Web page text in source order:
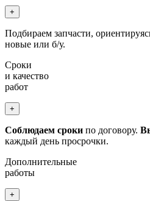
+
Подбираем запчасти,
новые или б/у.
Сроки
и качество
работ
+
Соблюдаем сроки по договору.
каждый день просрочки.
Дополнительные
работы
+